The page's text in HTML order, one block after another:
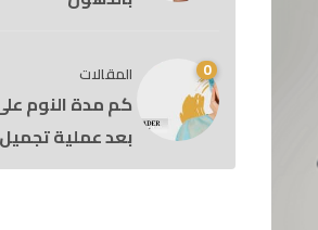
0 المقالات
كم مدة النوم
بعد عملية